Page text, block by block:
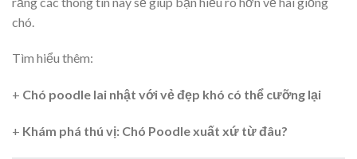
chó.
Tìm hiểu thêm:
+ Chó poodle lai nhật với vẻ đẹp khó có thể cưỡng lại
+ Khám phá thú vị: Chó Poodle xuất xứ từ đâu?